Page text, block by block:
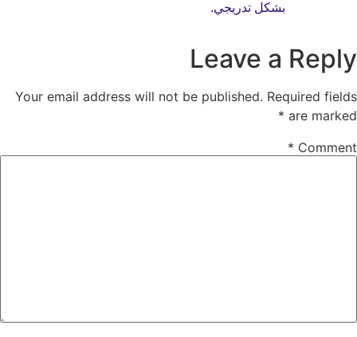
بشكل تدريجي.
Leave a
Your email address will not be published.
*
*